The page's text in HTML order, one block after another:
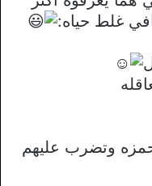
غلط حياه:
وتضرب عليهم